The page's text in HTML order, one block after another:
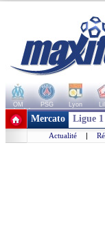
OM PSG Lyon
+ de clubs
Mercato Ligue 1
Actualité |